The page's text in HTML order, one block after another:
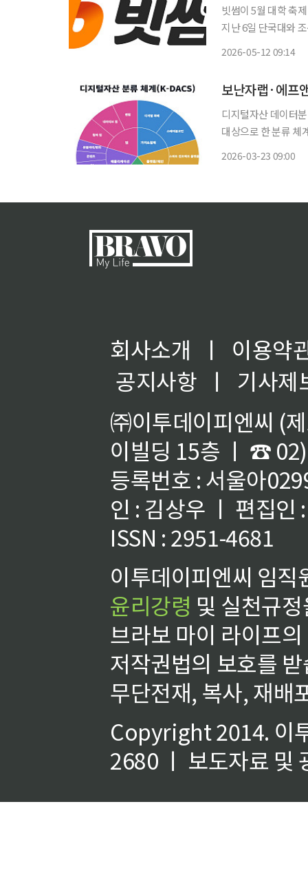
빗썸이 5월 대학 축제
지난 6일 단국대와
2026-05-12 09:14
보난자랩·에프
디지털자산 데이터
대상으로 한 분류
2026-03-23 09:00
회사소개 ㅣ
이용약
공지사항
ㅣ
기사제
㈜이투데이피엔씨 (
이빌딩 15층 ㅣ ☎
등록번호 : 서울아
인 : 김상우 ㅣ 편집인
ISSN : 2951-4681
이투데이피엔씨 임
윤리강령 및 실천규
브라보 마이 라이프
저작권법의 보호를
무단전재, 복사, 재배
Copyright 2014. 이
2680 ㅣ 보도자료